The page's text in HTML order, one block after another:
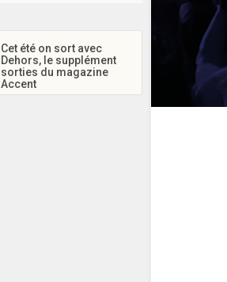
Cet été on sort avec
Dehors, le supplément
sorties du magazine
Accent